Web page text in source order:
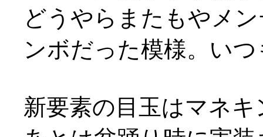
どうやらまたもやメ
ンボだった模様。い
新要素の目玉はマネ